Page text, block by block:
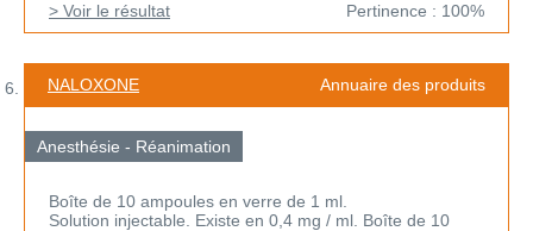
> Voir le résultat
Pertinence : 100%
NALOXONE Annuaire des produits
Anesthésie - Réanimation
Boîte de 10 ampoules en verre de 1 ml.
Solution injectable. Existe en 0,4 mg / ml. Boîte de 10